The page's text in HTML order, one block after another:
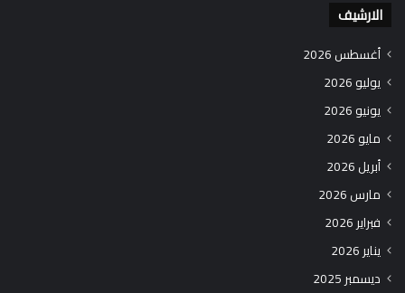
الارشيف
أغسطس 2026
يوليو 2026
يونيو 2026
مايو 2026
أبريل 2026
مارس 2026
فبراير 2026
يناير 2026
ديسمبر 2025